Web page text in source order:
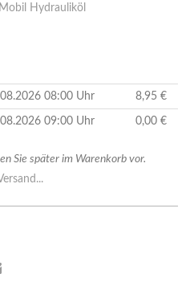
Mobil Hydrauliköl
08:00 Uhr 8,95 €
09:00 Uhr 0,00 €
Sie später im Warenkorb vor.